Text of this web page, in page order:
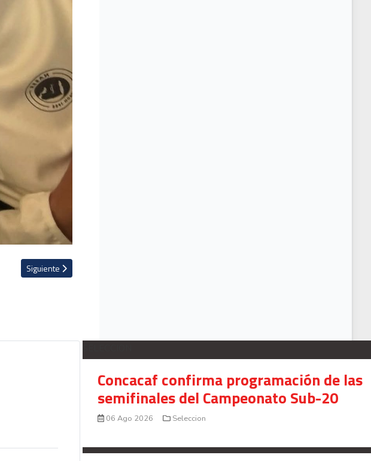
Artículo siguiente: VIDEO: Con Brandon Aguilera y sin Kevin Chamorro el Río Ave sufre ante
Siguiente
Concacaf confirma programación de las
semifinales del Campeonato Sub-20
06 Ago 2026 Seleccion